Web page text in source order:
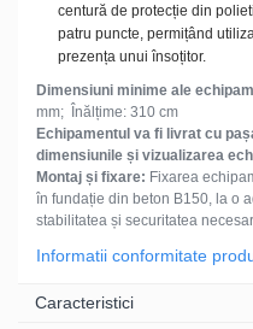
centură de protecție din
patru puncte, permițând
prezența unui însoțitor.
Dimensiuni minime ale
mm; Înălțime: 310 cm
Echipamentul va fi livrat cu
dimensiunile și vizualizarea
Montaj și fixare: Fixarea
în fundație din beton B150, la o
stabilitatea și securitatea
Informatii conformitate
Caracteristici